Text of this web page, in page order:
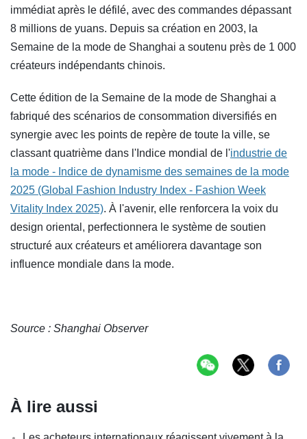
immédiat après le défilé, avec des commandes dépassant
8 millions de yuans. Depuis sa création en 2003, la
Semaine de la mode de Shanghai a soutenu près de 1 000
créateurs indépendants chinois.
Cette édition de la Semaine de la mode de Shanghai a
fabriqué des scénarios de consommation diversifiés en
synergie avec les points de repère de toute la ville, se
classant quatrième dans l'Indice mondial de l'industrie de
la mode - Indice de dynamisme des semaines de la mode
2025 (Global Fashion Industry Index - Fashion Week
Vitality Index 2025). À l'avenir, elle renforcera la voix du
design oriental, perfectionnera le système de soutien
structuré aux créateurs et améliorera davantage son
influence mondiale dans la mode.
Source : Shanghai Observer
À lire aussi